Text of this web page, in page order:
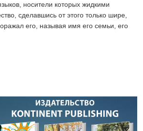
носители которых жидкими
сделавшись от этого только шире,
его, называя имя его семьи, его